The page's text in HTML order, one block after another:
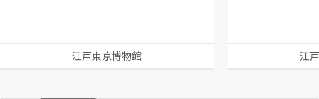
江戸東京博物館 江